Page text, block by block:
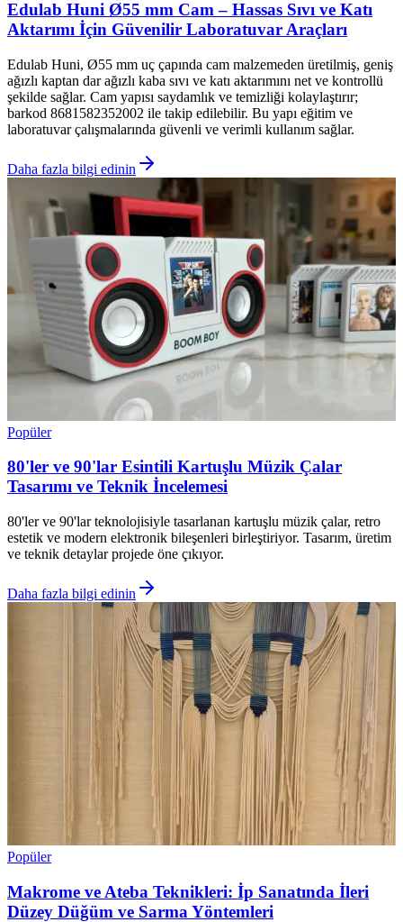
Edulab Huni Ø55 mm Cam – Hassas Sıvı ve Katı
Aktarımı İçin Güvenilir Laboratuvar Araçları
Edulab Huni, Ø55 mm uç çapında cam malzemeden üretilmiş, geniş
ağızlı kaptan dar ağızlı kaba sıvı ve katı aktarımını net ve kontrollü
şekilde sağlar. Cam yapısı saydamlık ve temizliği kolaylaştırır;
barkod 8681582352002 ile takip edilebilir. Bu yapı eğitim ve
laboratuvar çalışmalarında güvenli ve verimli kullanım sağlar.
Daha fazla bilgi edinin
Popüler
80'ler ve 90'lar Esintili Kartuşlu Müzik Çalar
Tasarımı ve Teknik İncelemesi
80'ler ve 90'lar teknolojisiyle tasarlanan kartuşlu müzik çalar, retro
estetik ve modern elektronik bileşenleri birleştiriyor. Tasarım, üretim
ve teknik detaylar projede öne çıkıyor.
Daha fazla bilgi edinin
Popüler
Makrome ve Ateba Teknikleri: İp Sanatında İleri
Düzey Düğüm ve Sarma Yöntemleri